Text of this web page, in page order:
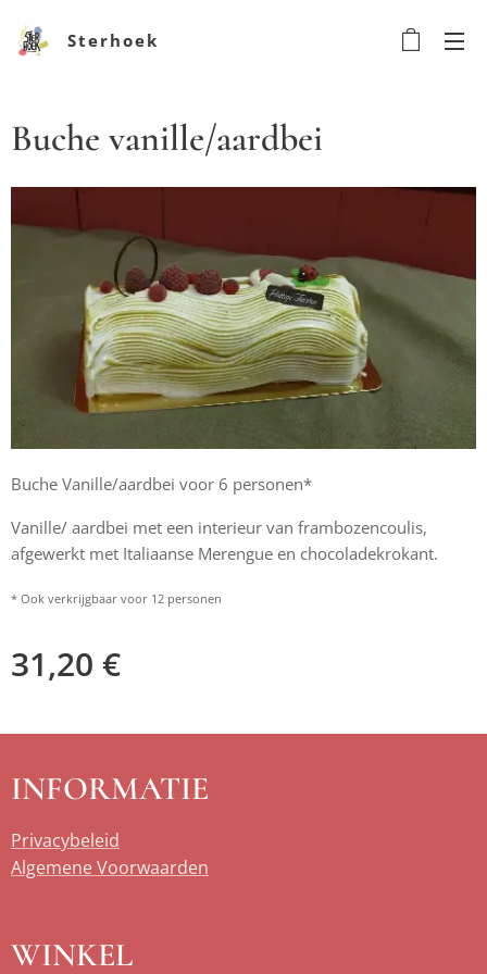
Sterhoek
Buche vanille/aardbei
Buche Vanille/aardbei voor 6 personen*
Vanille/ aardbei met een interieur van frambozencoulis,
afgewerkt met Italiaanse Merengue en chocoladekrokant.
* Ook verkrijgbaar voor 12 personen
31,20 €
INFORMATIE
Privacybeleid
Algemene Voorwaarden
WINKEL